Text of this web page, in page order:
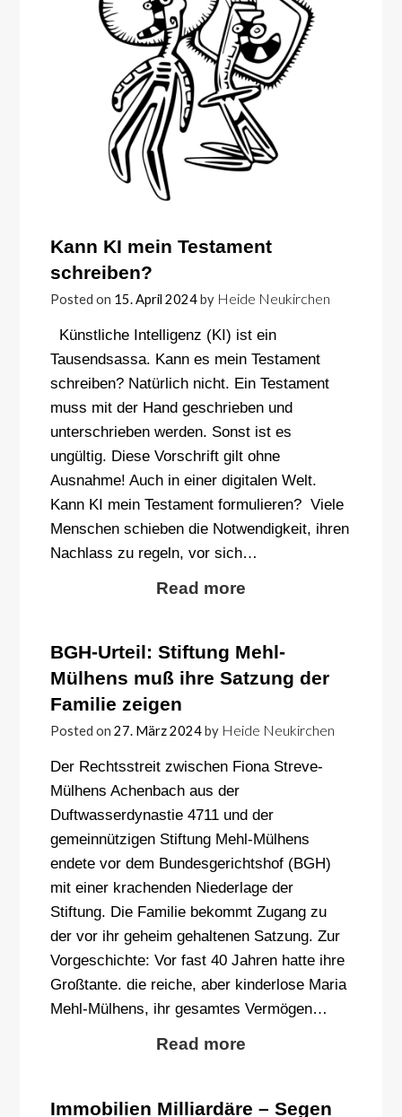
Kann KI mein Testament
schreiben?
Posted on 15. April 2024by Heide Neukirchen
Künstliche Intelligenz (KI) ist ein
Tausendsassa. Kann es mein Testament
schreiben? Natürlich nicht. Ein Testament
muss mit der Hand geschrieben und
unterschrieben werden. Sonst ist es
ungültig. Diese Vorschrift gilt ohne
Ausnahme! Auch in einer digitalen Welt.
Kann KI mein Testament formulieren? Viele
Menschen schieben die Notwendigkeit, ihren
Nachlass zu regeln, vor sich…
Read more
BGH-Urteil: Stiftung Mehl-
Mülhens muß ihre Satzung der
Familie zeigen
Posted on 27. März 2024by Heide Neukirchen
Der Rechtsstreit zwischen Fiona Streve-
Mülhens Achenbach aus der
Duftwasserdynastie 4711 und der
gemeinnützigen Stiftung Mehl-Mülhens
endete vor dem Bundesgerichtshof (BGH)
mit einer krachenden Niederlage der
Stiftung. Die Familie bekommt Zugang zu
der vor ihr geheim gehaltenen Satzung. Zur
Vorgeschichte: Vor fast 40 Jahren hatte ihre
Großtante. die reiche, aber kinderlose Maria
Mehl-Mülhens, ihr gesamtes Vermögen…
Read more
Immobilien Milliardäre – Segen